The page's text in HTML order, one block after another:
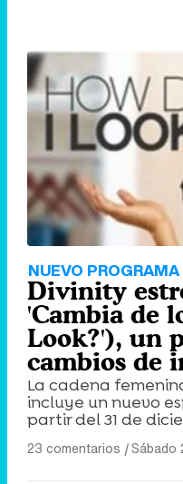
NUEVO PROGRAMA
Divinity
'Cambia de
Look?'), un
cambios de
La cadena
incluye un nuevo
partir del 31 de
23 comentarios |Sábado